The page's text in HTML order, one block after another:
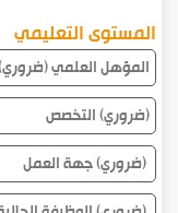
المستوى التعليمي
المؤهل
العلمي
التخصص
جهة
العمل
الوظيفة